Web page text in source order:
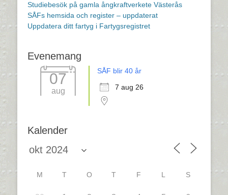
Studiebesök på gamla ångkraftverkete Västerås
SÅFs hemsida och register – uppdaterat
Uppdatera ditt fartyg i Fartygsregistret
Evenemang
07
aug
SÅF blir 40 år
7 aug 26
Kalender
M T O T F L S